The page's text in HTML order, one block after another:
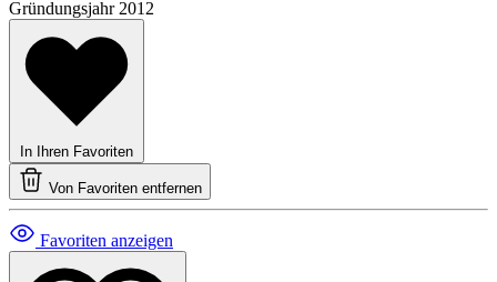
Gründungsjahr 2012
In Ihren Favoriten
Von Favoriten entfernen
Favoriten anzeigen